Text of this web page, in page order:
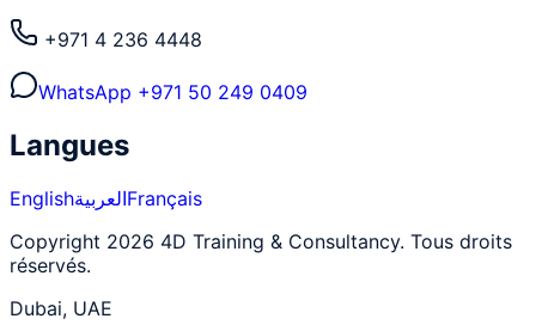
+971 4 236 4448
WhatsApp +971 50 249 0409
Langues
EnglishالعربيةFrançais
Copyright 2026 4D Training & Consultancy. Tous droits
réservés.
Dubai, UAE